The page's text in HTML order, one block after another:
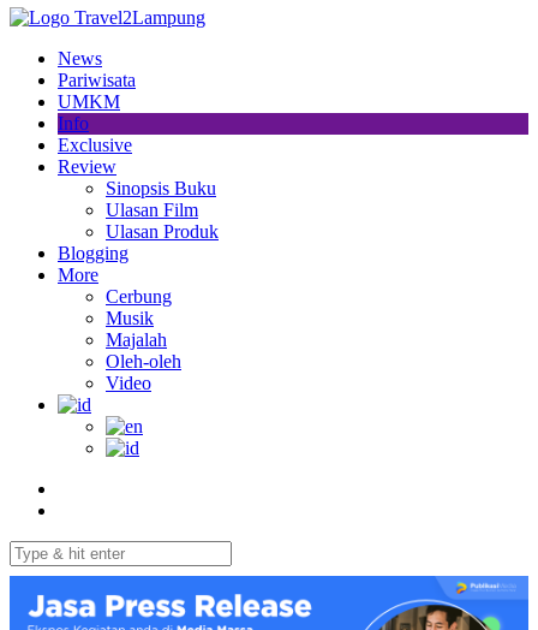
News
Pariwisata
UMKM
Info
Exclusive
Review
Sinopsis Buku
Ulasan Film
Ulasan Produk
Blogging
More
Cerbung
Musik
Majalah
Oleh-oleh
Video